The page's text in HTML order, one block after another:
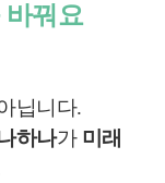
바꿔요
닙니다.
하나가 미래